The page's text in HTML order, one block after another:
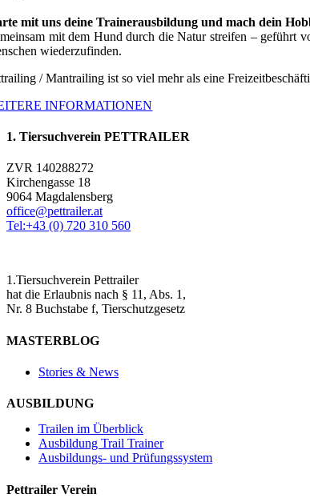
mit uns deine Trainerausbildung und mach dein
mit dem Hund durch die Natur streifen – geführt
wiederzufinden.
/ Mantrailing ist so viel mehr als eine
INFORMATIONEN
1. Tiersuchverein PETTRAILER
ZVR 140288272
Kirchengasse 18
9064 Magdalensberg
office@pettrailer.at
Tel:+43 (0) 720 310 560
1.Tiersuchverein Pettrailer
hat die Erlaubnis nach § 11, Abs. 1,
Nr. 8 Buchstabe f, Tierschutzgesetz
MASTERBLOG
Stories & News
AUSBILDUNG
Trailen im Überblick
Ausbildung Trail Trainer
Ausbildungs- und Prüfungssystem
Pettrailer Verein